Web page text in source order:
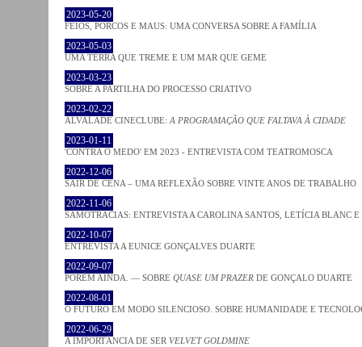
2023-05-20
FEIOS, PORCOS E MAUS: UMA CONVERSA SOBRE A FAMÍLIA
2023-05-03
UMA TERRA QUE TREME E UM MAR QUE GEME
2023-03-23
SOBRE A PARTILHA DO PROCESSO CRIATIVO
2023-02-22
ALVALADE CINECLUBE: A PROGRAMAÇÃO QUE FALTAVA À CIDADE
2023-01-11
'CONTRA O MEDO' EM 2023 - ENTREVISTA COM TEATROMOSCA
2022-12-06
SAIR DE CENA – UMA REFLEXÃO SOBRE VINTE ANOS DE TRABALHO
2022-11-06
SAMOTRACIAS: ENTREVISTA A CAROLINA SANTOS, LETÍCIA BLANC
2022-10-07
ENTREVISTA A EUNICE GONÇALVES DUARTE
2022-09-07
PORÉM AINDA. — SOBRE QUASE UM PRAZER DE GONÇALO DUARTE
2022-08-01
O FUTURO EM MODO SILENCIOSO. SOBRE HUMANIDADE E
2022-06-29
A IMPORTÂNCIA DE SER VELVET GOLDMINE